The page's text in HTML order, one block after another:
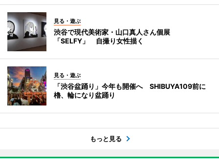
見る・遊ぶ
渋谷で現代美術家・山口真人さん個展
「SELFY」 自撮り女性描く
見る・遊ぶ
「渋谷盆踊り」今年も開催へ SHIBUYA109前に
櫓、輪になり盆踊り
もっと見る